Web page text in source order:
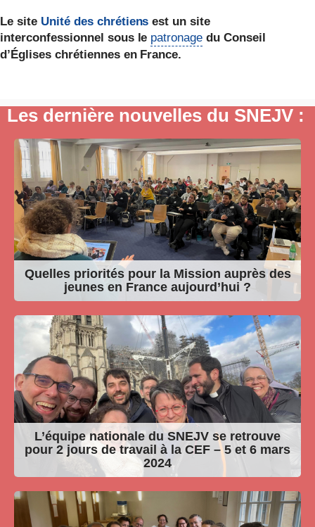
Le site Unité des chrétiens est un site
interconfessionnel sous le patronage du Conseil
d’Églises chrétiennes en France.
Les dernière nouvelles du SNEJV :
Quelles priorités pour la Mission auprès des
jeunes en France aujourd’hui ?
L’équipe nationale du SNEJV se retrouve
pour 2 jours de travail à la CEF – 5 et 6 mars
2024